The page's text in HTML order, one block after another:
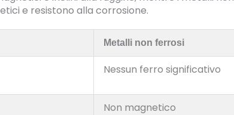
e resistono alla corrosione.
Metalli non ferrosi
Nessun ferro significativo
Non magnetico